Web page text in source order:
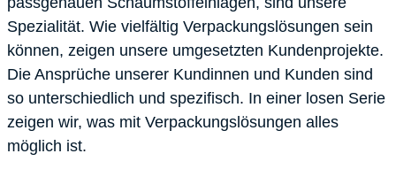
Spezialität. Wie vielfältig Verpackungslösungen sein
können, zeigen unsere umgesetzten Kundenprojekte.
Die Ansprüche unserer Kundinnen und Kunden sind
so unterschiedlich und spezifisch. In einer losen Serie
zeigen wir, was mit Verpackungslösungen alles
möglich ist.